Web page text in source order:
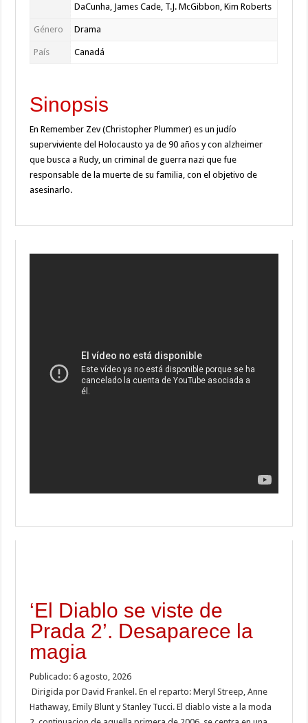
DaCunha, James Cade, T.J. McGibbon, Kim Roberts
Género Drama
País Canadá
Sinopsis
En Remember Zev (Christopher Plummer) es un judío
superviviente del Holocausto ya de 90 años y con alzheimer
que busca a Rudy, un criminal de guerra nazi que fue
responsable de la muerte de su familia, con el objetivo de
asesinarlo.
‘El Diablo se viste de
Prada 2’. Desaparece la
magia
Publicado: 6 agosto, 2026
Dirigida por David Frankel. En el reparto: Meryl Streep, Anne
Hathaway, Emily Blunt y Stanley Tucci. El diablo viste a la moda